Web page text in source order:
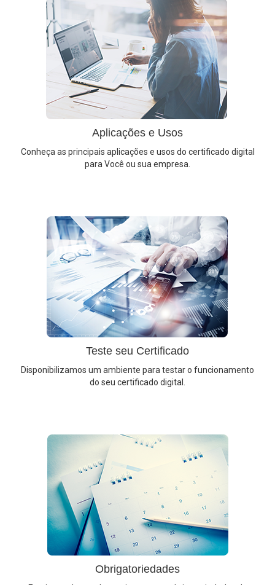
Aplicações e Usos
Conheça as principais aplicações e usos do certificado digital
para Você ou sua empresa.
Teste seu Certificado
Disponibilizamos um ambiente para testar o funcionamento
do seu certificado digital.
Obrigatoriedades